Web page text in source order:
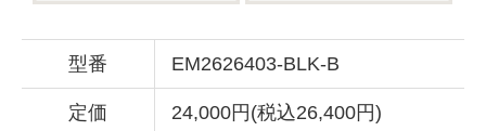
型番 EM2626403-BLK-B
定価 24,000円(税込26,400円)